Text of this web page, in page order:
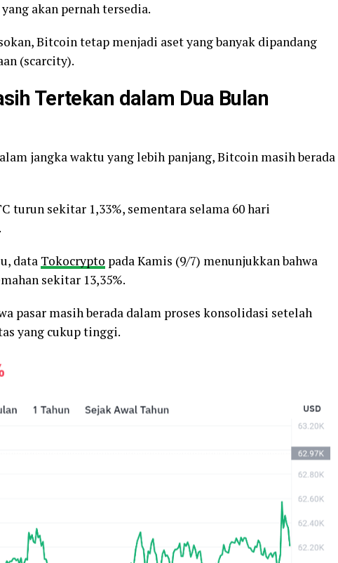
akan pernah tersedia.
Bitcoin tetap menjadi aset yang banyak dipandang
(scarcity).
Tertekan dalam Dua Bulan
jangka waktu yang lebih panjang, Bitcoin masih berada
turun sekitar 1,33%, sementara selama 60 hari
data Tokocrypto pada Kamis (9/7) menunjukkan bahwa
sekitar 13,35%.
pasar masih berada dalam proses konsolidasi setelah
yang cukup tinggi.